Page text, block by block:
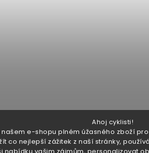
Ahoj cyklisti!
e-shopu plném úžasného zboží
co nejlepší zážitek z naší stránky,